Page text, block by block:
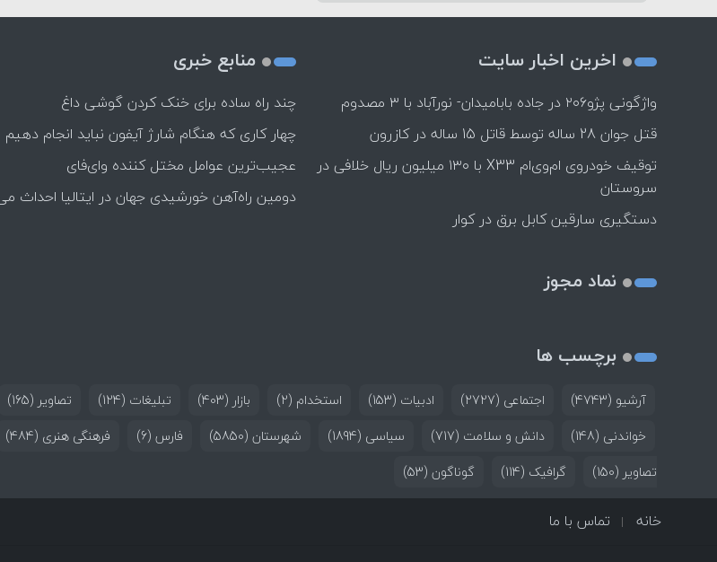
اخرین اخبار سایت
واژگونی پژو۲۰۶ در جاده بابامیدان- نورآباد با ۳ مصدوم
قتل جوان 28 ساله توسط قاتل 15 ساله در کازرون
توقیف خودروی ام‌وی‌ام X33 با ۱۳۰ میلیون ریال خلافی در
سروستان
دستگیری سارقین کابل برق در کوار
نماد مجوز
منابع خبری
چند راه‌ ساده برای خنک کردن گوشی داغ
چهار کاری که هنگام شارژ آیفون نباید انجام دهیم
عجیب‌ترین عوامل مختل کننده وای‌فای
دومین راه‌آهن خورشیدی جهان در ایتالیا احداث
برچسب ها
آرشیو (4743) اجتماعی (2727) ادبیات (153) استخدام (2) بازار (403) تبلیغات (124) تصاویر (165)
خواندنی (148) دانش و سلامت (717) سیاسی (1894) شهرستان (5850) فارس (6) فرهنگی هنری (484)
تصاویر (150) گرافیک (114) گوناگون (53)
خانه تماس با ما